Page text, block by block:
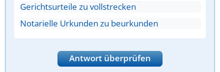
Gerichtsurteile zu vollstrecken
Notarielle Urkunden zu beurkunden
Antwort überprüfen